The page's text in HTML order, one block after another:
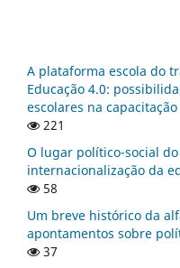
A plataforma escola do
Educação 4.0:
escolares na
221
O lugar político-social
internacionalização da
58
Um breve histórico da
apontamentos sobre
37